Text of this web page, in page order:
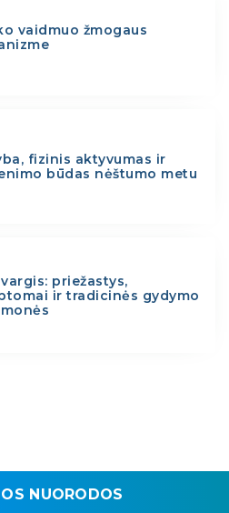
vaidmuo žmogaus
fizinis aktyvumas ir
būdas nėštumo metu
priežastys,
ir tradicinės gydymo
NUORODOS